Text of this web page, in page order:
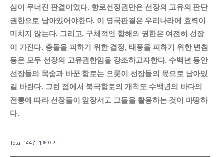
심이 무너진 판결이었다. 항로선정권만은 선장의 고유의 판단
권한으로 남아있어야한다. 이 영국판결은 우리나라에 효력이
미치지 않는다. 그리고, 구체적인 항해의 권한은 여전히 선장
이 가진다. 충돌을 피하기 위한 결정, 태풍을 피하기 위한 변침
등은 모두 선장의 고유권한임을 강조하고자한다. 수백년 동안
선장들의 목숨과 바꾼 항로는 오롯이 선장들의 몫으로 남아있
길 바란다. 그런 점에서 북극항로의 개척도 수백년의 바다의
전통에 따라 선장들이 앞장서고 그들을 활용하는 것이 마땅하
다.
Total 144건 1 페이지